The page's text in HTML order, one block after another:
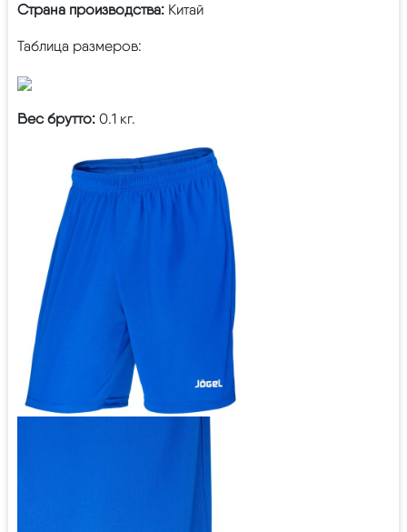
Страна производства: Китай
Таблица размеров:
Вес брутто: 0.1 кг.